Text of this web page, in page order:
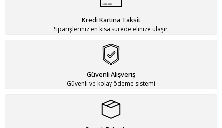
Kredi Kartına Taksit
Siparişleriniz en kısa sürede elinize ulaşır.
Güvenli Alışveriş
Güvenli ve kolay ödeme sistemi